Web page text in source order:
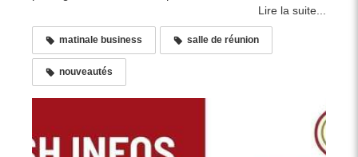
Lire la suite...
matinale business salle de réunion
nouveautés